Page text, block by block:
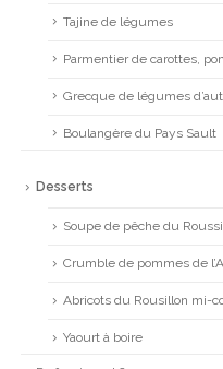
Tajine de légumes
Parmentier de carottes,
Grecque de légumes
Boulangère du Pays Sault
Desserts
Soupe de pêche du
Crumble de pommes de
Abricots du Rousillon mi-
Yaourt à boire